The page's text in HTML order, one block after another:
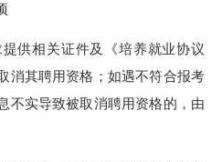
相关证件及《培养就业协议
消其聘用资格；如遇不符合报考
不实导致被取消聘用资格的，由